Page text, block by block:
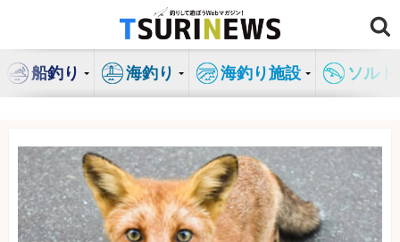
ン
船釣り 海釣り 海釣り施設 ソル